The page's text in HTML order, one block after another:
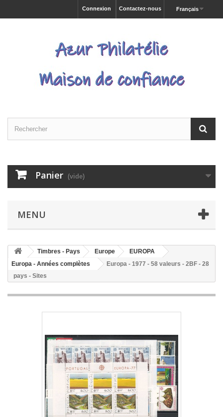
Français
Contactez-nous
Connexion
Panier (vide)
MENU
Timbres - Pays Europe
EUROPA
Europa - Années complètes
Europa - 1977 - 58 valeurs - 2BF - 28
pays - Sites